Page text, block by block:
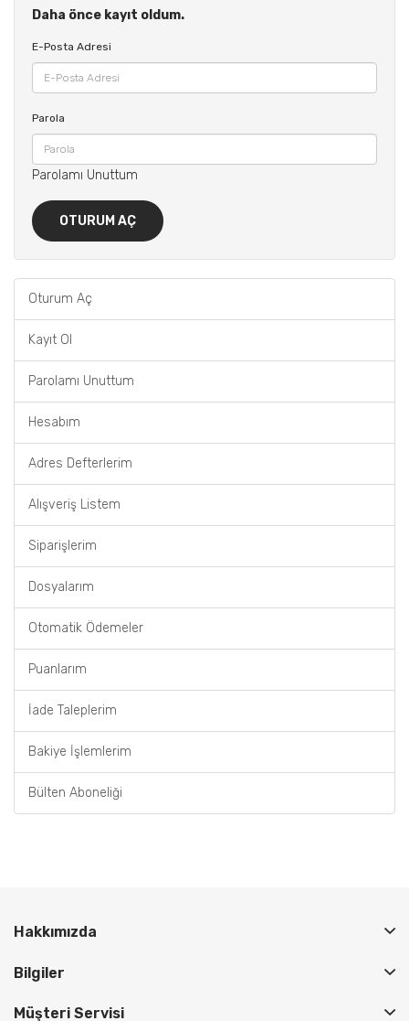
Daha önce kayıt oldum.
E-Posta Adresi
Parola
Parolamı Unuttum
Oturum Aç
Kayıt Ol
Parolamı Unuttum
Hesabım
Adres Defterlerim
Alışveriş Listem
Siparişlerim
Dosyalarım
Otomatik Ödemeler
Puanlarım
İade Taleplerim
Bakiye İşlemlerim
Bülten Aboneliği
Hakkımızda
Bilgiler
Müşteri Servisi